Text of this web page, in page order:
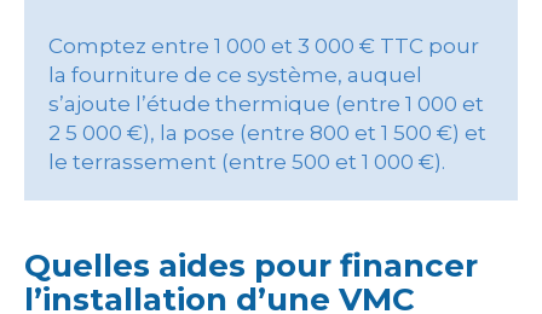
Comptez entre 1 000 et 3 000 € TTC pour
la fourniture de ce système, auquel
s’ajoute l’étude thermique (entre 1 000 et
2 5 000 €), la pose (entre 800 et 1 500 €) et
le terrassement (entre 500 et 1 000 €).
Quelles aides pour financer
l’installation d’une VMC